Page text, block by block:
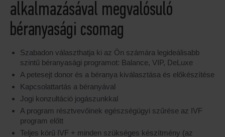
alkalmazásával megvalósuló
béranyasági csomag
Szabadon választhatja ki az Ön számára legideálisabb
szintű béranyasági programot: Balance, VIP, DeLuxe
A petesejt donor és a béranya kiválasztása és előkészítése
Kapcsolattartás a béranyával
Jogi konzultáció jogászunkkal
A program résztvevőinek egészségügyi szűrése az IVF
program előtt
Teljes körű IVF + minden szükséges készítmény (az